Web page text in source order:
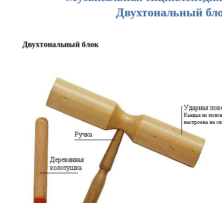
Двухтональный
Двухтональный блок